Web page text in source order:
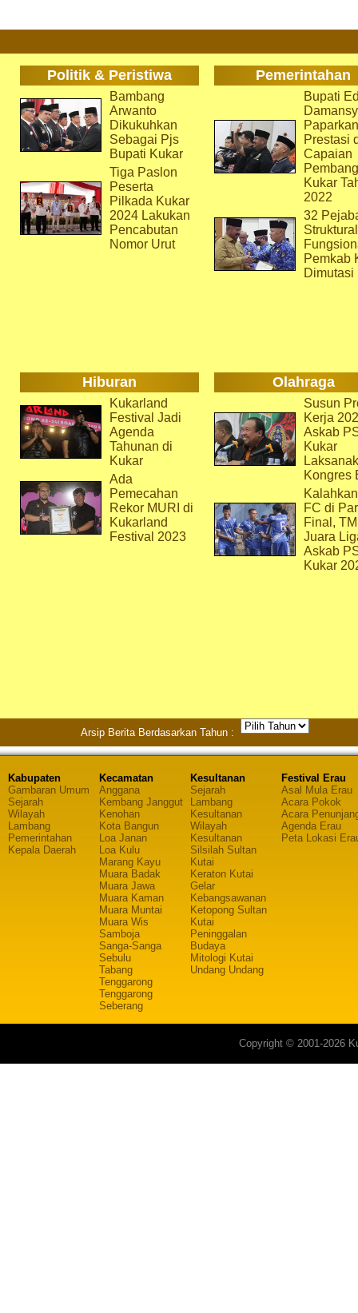
Politik & Peristiwa Pemerintahan
Bambang
Arwanto
Dikukuhkan
Sebagai Pjs
Bupati Kukar
Tiga Paslon
Peserta
Pilkada Kukar
2024 Lakukan
Pencabutan
Nomor Urut
Bupati
Paparkan
Prestasi
Capaian
Kukar
2022
32
Pemkab
Dimutasi
Hiburan Olahraga
Kukarland
Festival Jadi
Agenda
Tahunan di
Kukar
Ada
Pemecahan
Rekor MURI di
Kukarland
Festival 2023
Susun
Kerja
Askab
Kukar
Kongres
FC di
Final,
Juara
Askab
Kukar
Arsip Berita Berdasarkan Tahun :
Kabupaten
Gambaran Umum
Sejarah
Wilayah
Lambang
Pemerintahan
Kepala Daerah
Kecamatan
Anggana
Kembang Janggut
Kenohan
Kota Bangun
Loa Janan
Loa Kulu
Marang Kayu
Muara Badak
Muara Jawa
Muara Kaman
Muara Muntai
Muara Wis
Samboja
Sanga-Sanga
Sebulu
Tabang
Tenggarong
Tenggarong
Seberang
Kesultanan
Sejarah
Lambang
Kesultanan
Wilayah
Kesultanan
Silsilah Sultan
Kutai
Keraton Kutai
Gelar
Kebangsawanan
Ketopong Sultan
Kutai
Peninggalan
Budaya
Mitologi Kutai
Undang Undang
Festival Erau
Asal Mula Erau
Acara Pokok
Acara
Agenda Erau
Peta Lokasi
Copyright © 2001-2026